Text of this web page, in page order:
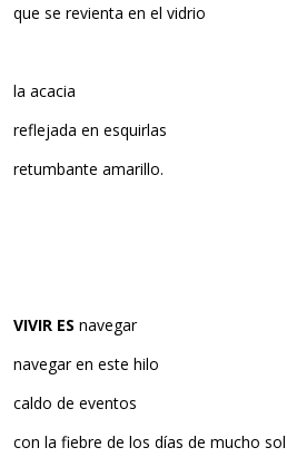
que se revienta en el vidrio
la acacia
reflejada en esquirlas
retumbante amarillo.
VIVIR ES navegar
navegar en este hilo
caldo de eventos
con la fiebre de los días de mucho sol